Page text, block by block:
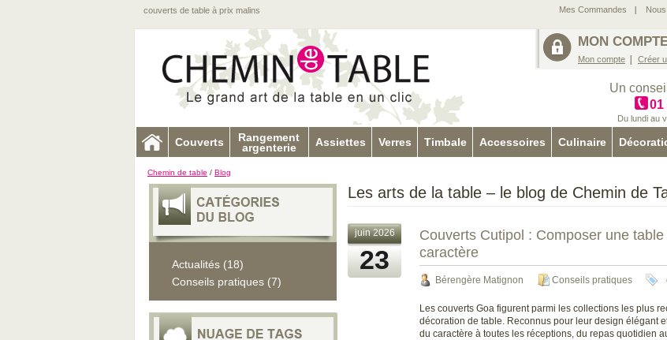
couverts de table à prix malins Mes Commandes
MON
Mon compte Créer
Un
01
Du lundi au
Couverts
Rangement
argenterie
Assiettes Verres Timbale Accessoires Culinaire
Chemin de table / Blog
Les arts de la table – le blog de Chemin de
juin 2026
23
Couverts Cutipol : Composer une
caractère
Bérengère Matignon Conseils pratiques
Les couverts Goa figurent parmi les collections les plus
décoration de table. Reconnus pour leur design élégant
du caractère à toutes les réceptions, du repas quotidien
Actualités (18)
Conseils pratiques (7)